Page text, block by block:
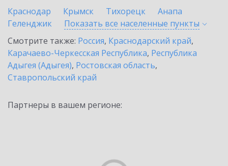
Краснодар
Крымск Тихорецк
Анапа
Геленджик
Показать все населенные пункты
Смотрите также: Россия, Краснодарский край,
Карачаево-Черкесская Республика, Республика
Адыгея (Адыгея), Ростовская область,
Ставропольский край
Партнеры в вашем регионе: